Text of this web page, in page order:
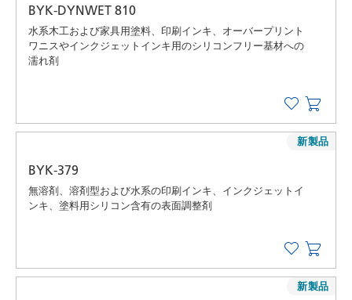
BYK-DYNWET 810
水系木工および家具用塗料、印刷インキ、オーバープリント
ワニスやインクジェットインキ用のシリコンフリー基材への
濡れ剤
BYK-379
無溶剤、溶剤型および水系の印刷インキ、インクジェットイ
ンキ、塗料用シリコン含有の表面調整剤
新製品
新製品